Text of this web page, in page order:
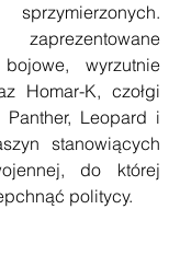
wyrzutnie
Homar-K, czołgi
Leopard i
stanowiących
do której
politycy.